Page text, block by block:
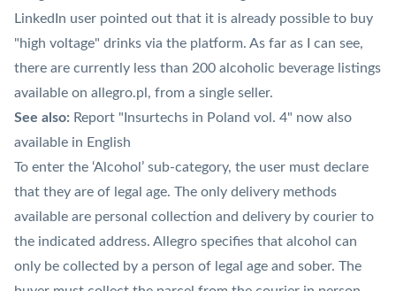
LinkedIn user pointed out that it is already possible to buy
"high voltage" drinks via the platform. As far as I can see,
there are currently less than 200 alcoholic beverage listings
available on allegro.pl, from a single seller.
See also: Report "Insurtechs in Poland vol. 4" now also
available in English
To enter the ‘Alcohol’ sub-category, the user must declare
that they are of legal age. The only delivery methods
available are personal collection and delivery by courier to
the indicated address. Allegro specifies that alcohol can
only be collected by a person of legal age and sober. The